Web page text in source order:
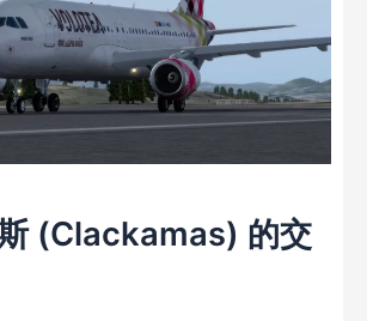
(Clackamas) 的交